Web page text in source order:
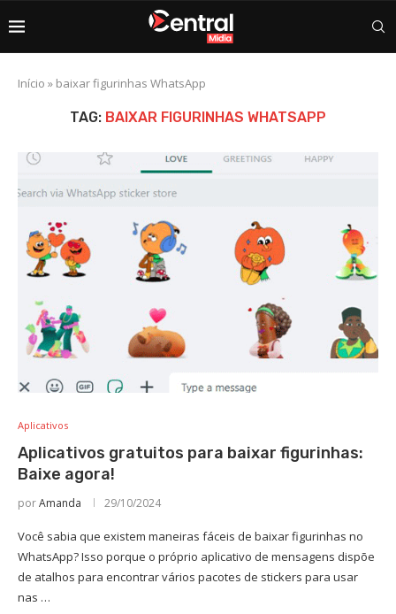
Início » baixar figurinhas WhatsApp
TAG: BAIXAR FIGURINHAS WHATSAPP
Aplicativos
Aplicativos gratuitos para baixar figurinhas:
Baixe agora!
porAmanda 29/10/2024
Você sabia que existem maneiras fáceis de baixar figurinhas no
WhatsApp? Isso porque o próprio aplicativo de mensagens dispõe
de atalhos para encontrar vários pacotes de stickers para usar
nas …